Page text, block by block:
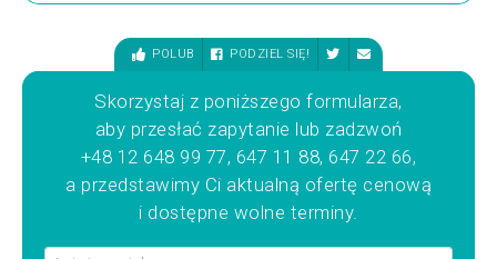
POLUB PODZIEL SIĘ!
Skorzystaj z poniższego formularza,
aby przesłać zapytanie lub zadzwoń
+48 12 648 99 77, 647 11 88, 647 22 66,
a przedstawimy Ci aktualną ofertę cenową
i dostępne wolne terminy.